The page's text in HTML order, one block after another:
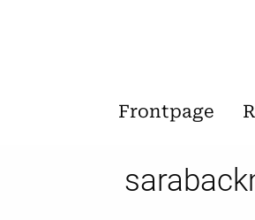
Frontpage